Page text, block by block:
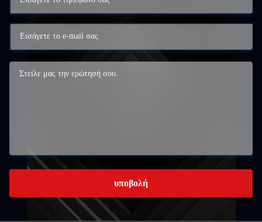
υποβολή